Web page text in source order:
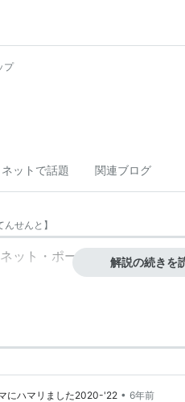
プ
ネットで話題 関連ブログ
んせんと 】
ット・ポータルサイト最大手
解説の続きを
にハマリました2020-'22 • 6年前